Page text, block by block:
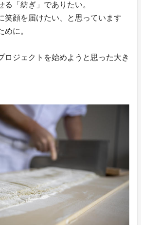
る「紡ぎ」でありたい。
笑顔を届けたい、と思っています
めに。
ロジェクトを始めようと思った大き